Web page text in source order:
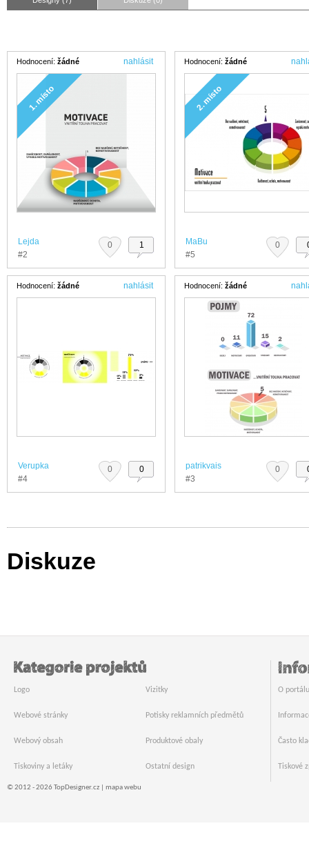
Hodnocení: žádné nahlásit
1. místo
1
0
Lejda
#2
Hodnocení: žádné
2. místo
0
MaBu
#5
Hodnocení: žádné nahlásit
0
0
Verupka
#4
Hodnocení: žádné
0
patrikvais
#3
Diskuze
Logo
Webové stránky
Webový obsah
Tiskoviny a letáky
Vizitky
Potisky reklamních předmětů
Produktové obaly
Ostatní design
O portálu
Často
Tiskové
© 2012 - 2026 TopDesigner.cz | mapa webu